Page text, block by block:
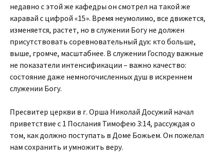
недавно с этой же кафедры он смотрел на такой же
каравай с цифрой «15». Время неумолимо, все движется,
изменяется, растет, но в служении Богу не должен
присутствовать соревновательный дух: кто больше,
выше, громче, масштабнее. В служении Господу важные
не показатели интенсификации – важно качество:
состояние даже немногочисленных душ в искреннем
служении Богу.
Пресвитер церкви в г. Орша Николай Досужий начал
приветствие с 1 Послания Тимофею 3:14, рассуждая о
том, как должно поступать в Доме Божьем. Он пожелал
нам сохранить и умножить веру.